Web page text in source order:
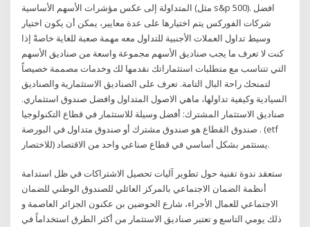
المتداولة إلى عكس مؤشرات الأسهم الأساسية (مثل s&p 500). افضل
شركات الفوركس يتم اختيارها على عدة معايير، يمكن أن يكون اختيار
وسيط تداول العملات الأجنبية للتداول معه مهمة صعبة للغاية خاصةً إذا
كنت لا تعرف ما يجب صناديق الأسهم مجموعة واسعة من صناديق الأسهم
التي تتناسب مع متطلبات استثماراتك نقدمها لك وخدمات مصممة خصيصاً
لتمنحك راحة البال التامة. تعرف على الصناديق الاستثمارية والصناديق
السيادية وكيفية تداولها، ماهي الاصول المتداول وافضل صندوق استثماري.
صناديق الاستثمار المشترك: أفضل وسيلة للاستثمار في قطاع التكنولوجيا
. صندوق القطاع هو صندوق مشترك أو صندوق متداول في البورصة (etf
للاختصار) يستثمر بشكل أساسي في قطاع صناعي واحد من الاقتصاد.
ستعقد ندوة تقنية حول تطوير آليات تحصيل الاشتراكات في ظل استدامة
أنظمة الضمان الاجتماعي بالمركز العائلي للصندوق الوطني للضمان
الاجتماعي للعمال الأجراء، شارع الحوضين بن عكنون الجزائر العاصمة و
ذلك يومي التاسع و تعتبر صناديق الاستثمار من أكثر الطرق استخداماً في